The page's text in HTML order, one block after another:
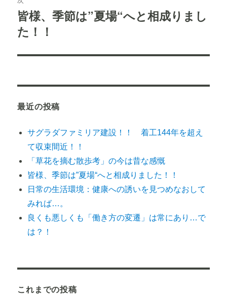
ー
シ
ン
次
の
稿:
皆様、季節は”夏場“へと相成りまし
た！！
最近の投稿
サグラダファミリア建設！！ 着工144年を超え
て収束間近！！
「草花を摘む散歩考」の今は昔な感慨
皆様、季節は”夏場“へと相成りました！！
日常の生活環境：健康への誘いを見つめなおして
みれば…。
良くも悪しくも「働き方の変遷」は常にあり…で
は？！
これまでの投稿